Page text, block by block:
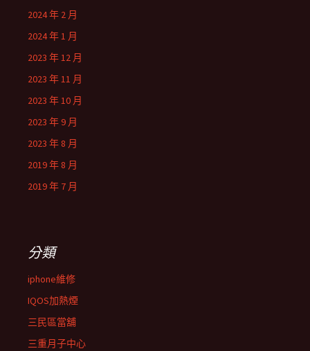
2024 年 2 月
2024 年 1 月
2023 年 12 月
2023 年 11 月
2023 年 10 月
2023 年 9 月
2023 年 8 月
2019 年 8 月
2019 年 7 月
分類
iphone維修
IQOS加熱煙
三民區當舖
三重月子中心